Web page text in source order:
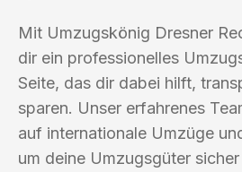
Mit Umzugskönig Dresner
dir ein professionelles
Seite, das dir dabei hilft,
sparen. Unser erfahrenes
auf internationale Umzüge
um deine Umzugsgüter